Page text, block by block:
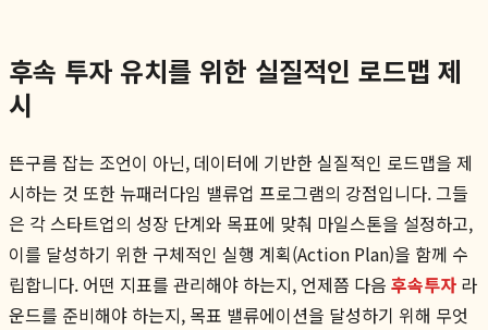
후속 투자 유치를 위한 실질적인 로드맵 제
시
뜬구름 잡는 조언이 아닌, 데이터에 기반한 실질적인 로드맵을 제
시하는 것 또한 뉴패러다임 밸류업 프로그램의 강점입니다. 그들
은 각 스타트업의 성장 단계와 목표에 맞춰 마일스톤을 설정하고,
이를 달성하기 위한 구체적인 실행 계획(Action Plan)을 함께 수
립합니다. 어떤 지표를 관리해야 하는지, 언제쯤 다음 후속투자 라
운드를 준비해야 하는지, 목표 밸류에이션을 달성하기 위해 무엇